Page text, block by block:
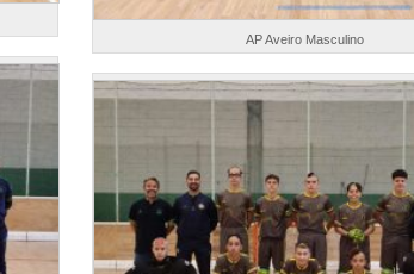
AP Aveiro Masculino